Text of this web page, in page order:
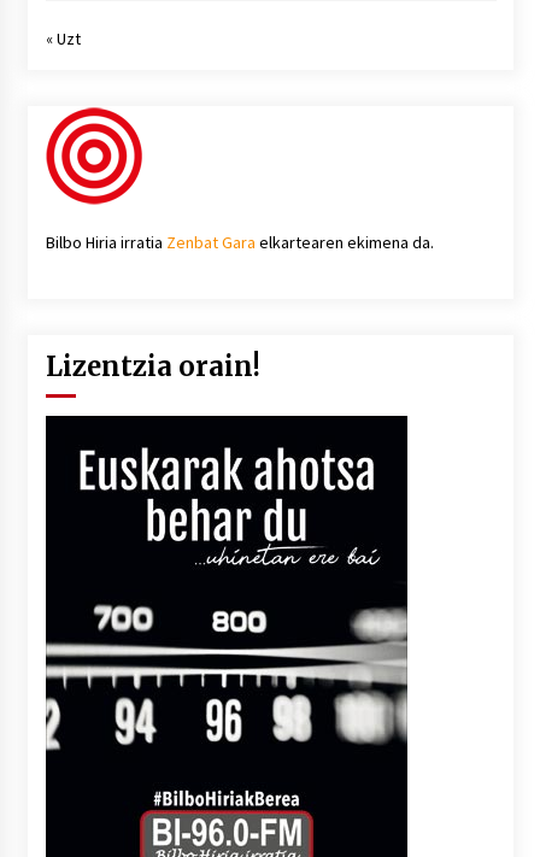
« Uzt
Bilbo Hiria irratia Zenbat Gara elkartearen ekimena da.
Lizentzia orain!